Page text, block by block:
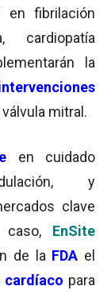
en fibrilación
cardiopatía
la
mitral.
en cuidado
y
clave
caso, EnSite
de la FDA el
cardíaco para